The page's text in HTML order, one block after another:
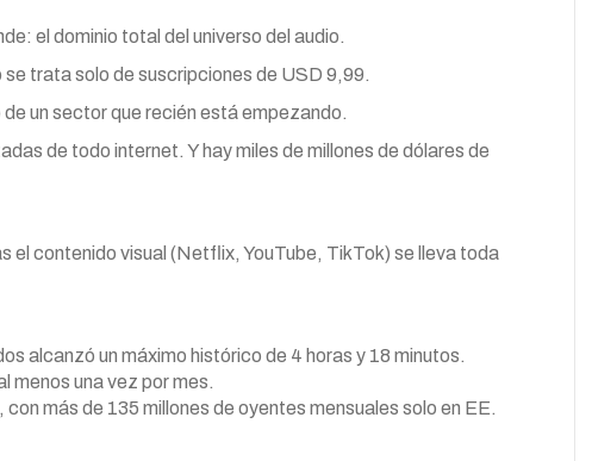
el dominio total del universo del audio.
trata solo de suscripciones de USD 9,99.
un sector que recién está empezando.
de todo internet. Y hay miles de millones de dólares de
el contenido visual (Netflix, YouTube, TikTok) se lleva toda
alcanzó un máximo histórico de 4 horas y 18 minutos.
menos una vez por mes.
más de 135 millones de oyentes mensuales solo en EE.